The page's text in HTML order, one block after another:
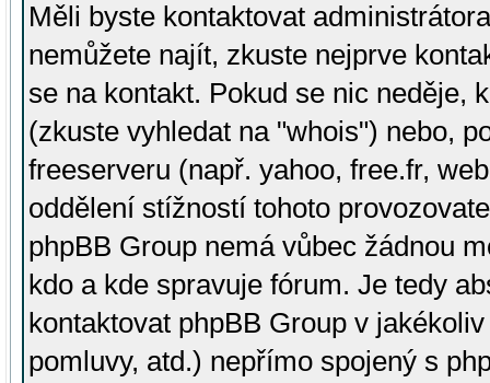
Měli byste kontaktovat
nemůžete najít, zkuste nejprve
se na kontakt. Pokud se nic neděje,
(zkuste vyhledat na "whois") nebo,
freeserveru (např. yahoo, free.fr,
oddělení stížností tohoto
phpBB Group nemá vůbec žádnou
kdo a kde spravuje fórum. Je tedy
kontaktovat phpBB Group v
pomluvy, atd.) nepřímo spojený s